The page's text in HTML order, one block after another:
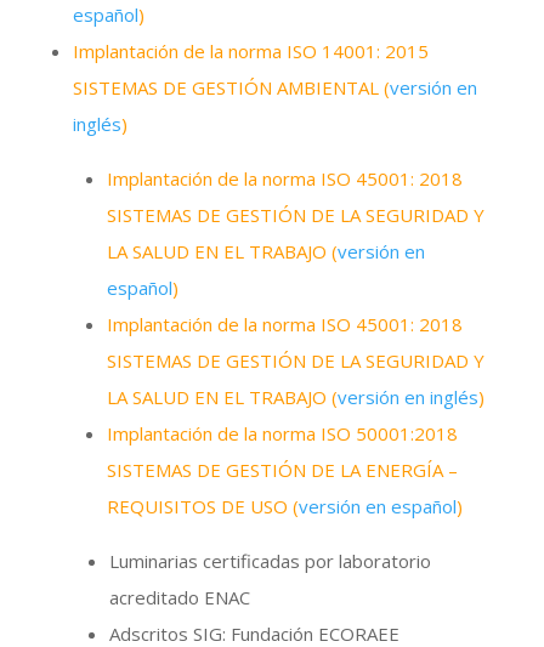
español)
Implantación de la norma ISO 14001: 2015
SISTEMAS DE GESTIÓN AMBIENTAL (versión en
inglés)
Implantación de la norma ISO 45001: 2018
SISTEMAS DE GESTIÓN DE LA SEGURIDAD Y
LA SALUD EN EL TRABAJO (versión en
español)
Implantación de la norma ISO 45001: 2018
SISTEMAS DE GESTIÓN DE LA SEGURIDAD Y
LA SALUD EN EL TRABAJO (versión en inglés)
Implantación de la norma ISO 50001:2018
SISTEMAS DE GESTIÓN DE LA ENERGÍA –
REQUISITOS DE USO (versión en español)
Luminarias certificadas por laboratorio
acreditado ENAC
Adscritos SIG: Fundación ECORAEE